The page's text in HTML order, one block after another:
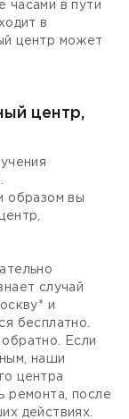
часами в пути
в
центр может
центр,
образом вы
случай
и
бесплатно.
Если
наши
центра
ремонта, после
действиях.